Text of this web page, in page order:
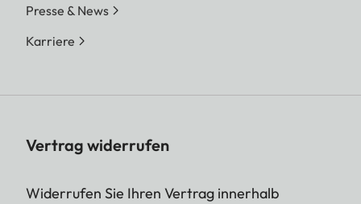
Presse & News
Karriere
Vertrag widerrufen
Widerrufen Sie Ihren Vertrag innerhalb